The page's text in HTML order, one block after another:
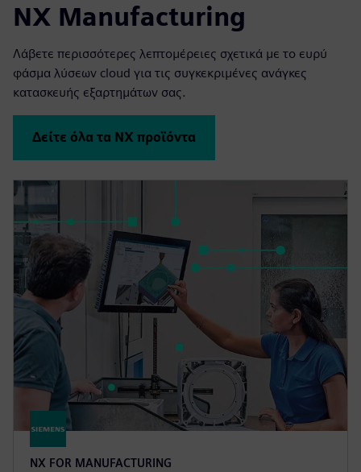
NX Manufacturing
Λάβετε περισσότερες λεπτομέρειες σχετικά με το ευρύ
φάσμα λύσεων cloud για τις συγκεκριμένες ανάγκες
κατασκευής εξαρτημάτων σας.
Δείτε όλα τα NX προϊόντα
NX FOR MANUFACTURING